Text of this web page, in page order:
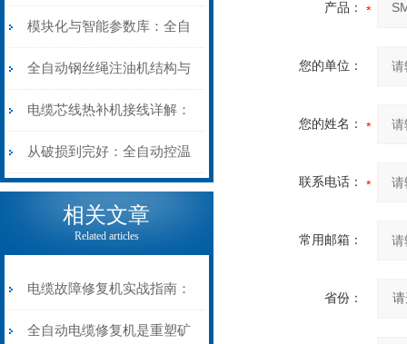
分指南：从“绝缘电
阻”到“波形特征”的精准诊
断逻辑
模块化与智能参数库：全自
动电缆修复机的快速换型逻
辑
全自动钢丝绳注油机结构与
工作原理：揭秘高效润滑的
机械密码
电缆芯线热补机接线详解：
从入门到精通
从破损到完好：全自动控温
电缆热补机的核心价值
相关文章
Related articles
电缆故障修复机实战指南：
从“盲测”到“精确定点”的三
全自动电缆修复机是重塑矿
产品：
您的单位：
您的姓名：
联系电话：
常用邮箱：
省份：